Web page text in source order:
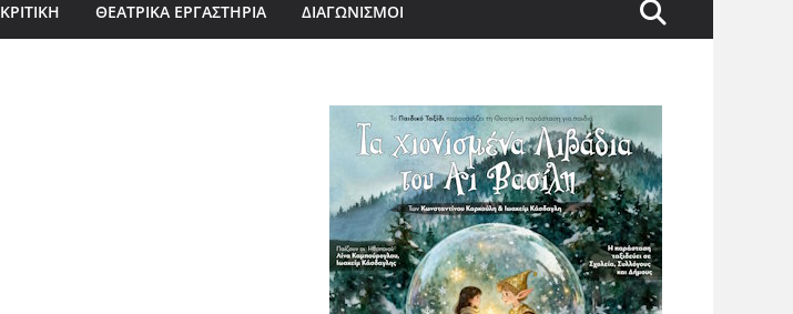
ΚΡΙΤΙΚΗ ΘΕΑΤΡΙΚΑ ΕΡΓΑΣΤΗΡΙΑ ΔΙΑΓΩΝΙΣΜΟΙ